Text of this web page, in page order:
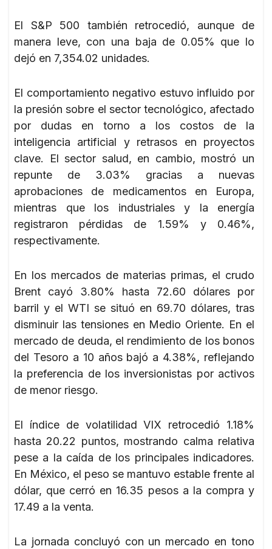
El S&P 500 también retrocedió, aunque de
manera leve, con una baja de 0.05% que lo
dejó en 7,354.02 unidades.
El comportamiento negativo estuvo influido por
la presión sobre el sector tecnológico, afectado
por dudas en torno a los costos de la
inteligencia artificial y retrasos en proyectos
clave. El sector salud, en cambio, mostró un
repunte de 3.03% gracias a nuevas
aprobaciones de medicamentos en Europa,
mientras que los industriales y la energía
registraron pérdidas de 1.59% y 0.46%,
respectivamente.
En los mercados de materias primas, el crudo
Brent cayó 3.80% hasta 72.60 dólares por
barril y el WTI se situó en 69.70 dólares, tras
disminuir las tensiones en Medio Oriente. En el
mercado de deuda, el rendimiento de los bonos
del Tesoro a 10 años bajó a 4.38%, reflejando
la preferencia de los inversionistas por activos
de menor riesgo.
El índice de volatilidad VIX retrocedió 1.18%
hasta 20.22 puntos, mostrando calma relativa
pese a la caída de los principales indicadores.
En México, el peso se mantuvo estable frente al
dólar, que cerró en 16.35 pesos a la compra y
17.49 a la venta.
La jornada concluyó con un mercado en tono